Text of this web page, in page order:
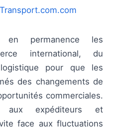
en permanence les
international, du
pour que les
des changements de
commerciales.
aux expéditeurs et
face aux fluctuations